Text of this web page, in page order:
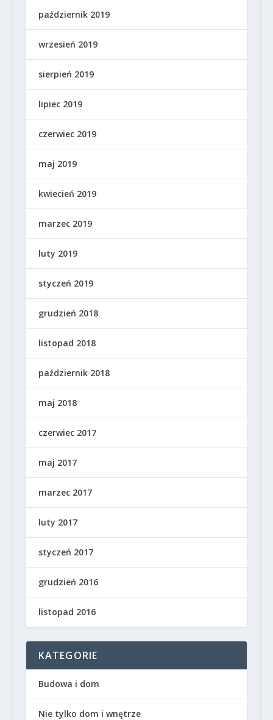
październik 2019
wrzesień 2019
sierpień 2019
lipiec 2019
czerwiec 2019
maj 2019
kwiecień 2019
marzec 2019
luty 2019
styczeń 2019
grudzień 2018
listopad 2018
październik 2018
maj 2018
czerwiec 2017
maj 2017
marzec 2017
luty 2017
styczeń 2017
grudzień 2016
listopad 2016
KATEGORIE
Budowa i dom
Nie tylko dom i wnętrze